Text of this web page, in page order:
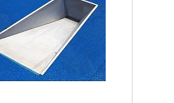
- сталь с
шест из металла, канаты